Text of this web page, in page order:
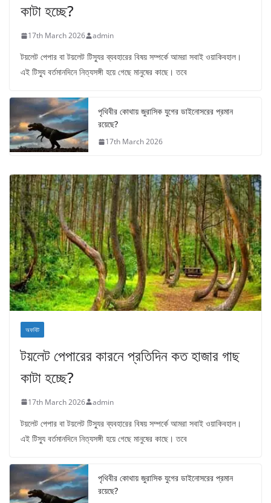
কাটা হচ্ছে?
17th March 2026 admin
টয়লেট পেপার বা টয়লেট টিস্যুর ব্যবহারের বিষয় সম্পর্কে আমরা সবাই ওয়াকিবহাল।
এই টিস্যু বর্তমানদিনে নিত্যসঙ্গী হয়ে গেছে মানুষের কাছে। তবে
পৃথিবীর কোথায় জুরাসিক যুগের ডাইনোসরের প্রমান
রয়েছে?
17th March 2026
অফবিট
টয়লেট পেপারের কারনে প্রতিদিন কত হাজার গাছ
কাটা হচ্ছে?
17th March 2026 admin
টয়লেট পেপার বা টয়লেট টিস্যুর ব্যবহারের বিষয় সম্পর্কে আমরা সবাই ওয়াকিবহাল।
এই টিস্যু বর্তমানদিনে নিত্যসঙ্গী হয়ে গেছে মানুষের কাছে। তবে
পৃথিবীর কোথায় জুরাসিক যুগের ডাইনোসরের প্রমান
রয়েছে?